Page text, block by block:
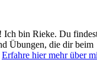
Ich bin Rieke. Du
Übungen, die dir beim
Erfahre hier mehr über